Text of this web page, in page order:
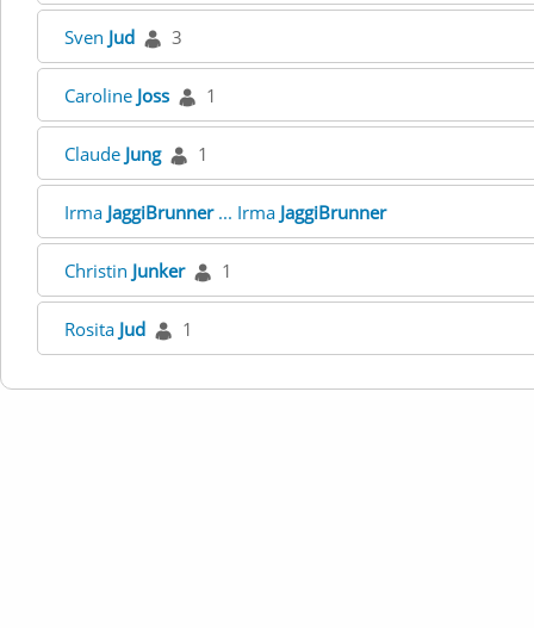
Sven Jud 3
Caroline Joss 1
Claude Jung 1
Irma JaggiBrunner... Irma JaggiBrunner
Christin Junker 1
Rosita Jud 1